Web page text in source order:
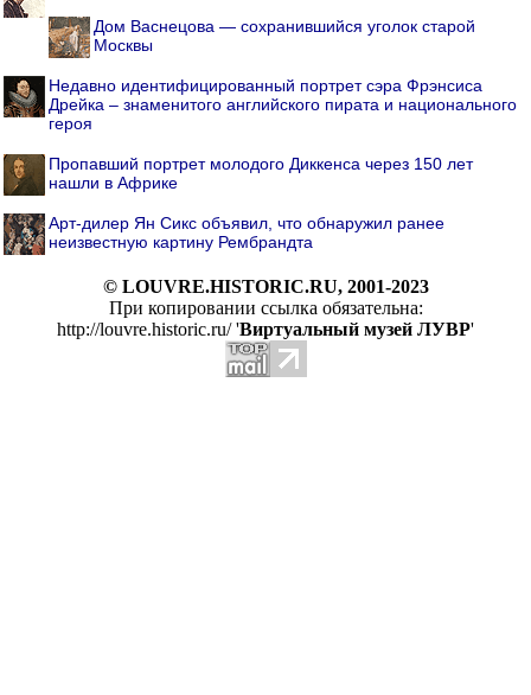
Дом Васнецова — сохранившийся уголок старой
Москвы
Недавно идентифицированный портрет сэра Фрэнсиса
Дрейка – знаменитого английского пирата и национального
героя
Пропавший портрет молодого Диккенса через 150 лет
нашли в Африке
Арт-дилер Ян Сикс объявил, что обнаружил ранее
неизвестную картину Рембрандта
© LOUVRE.HISTORIC.RU, 2001-2023
При копировании ссылка обязательна:
http://louvre.historic.ru/ 'Виртуальный музей ЛУВР'